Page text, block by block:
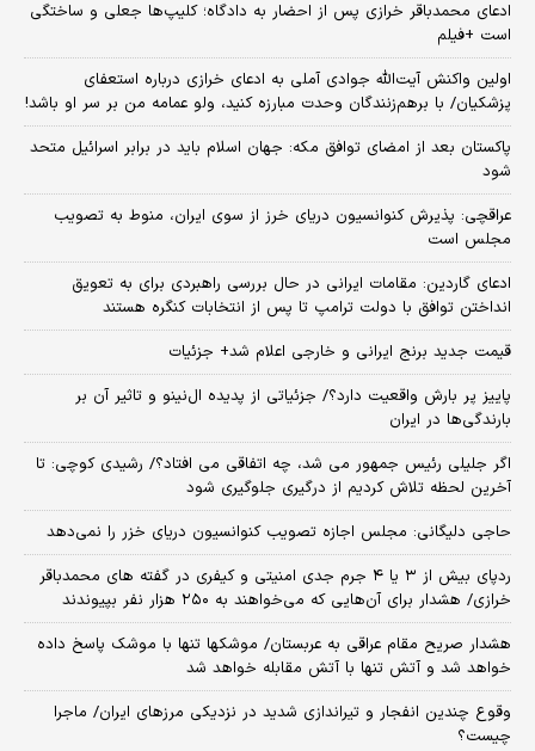
ادعای محمدباقر خرازی پس از احضار به دادگاه؛ کلیپ‌ها جعلی و ساختگی
است +فیلم
اولین واکنش آیت‌الله جوادی آملی به ادعای خرازی درباره استعفای
پزشکیان/ با برهم‌زنندگان وحدت مبارزه کنید، ولو عمامه من بر سر او باشد!
پاکستان بعد از امضای توافق مکه: جهان اسلام باید در برابر اسرائیل متحد
شود
عراقچی: پذیرش کنوانسیون دریای خرز از سوی ایران، منوط به تصویب
مجلس است
ادعای گاردین: مقامات ایرانی در حال بررسی راهبردی برای به تعویق
انداختن توافق با دولت ترامپ تا پس از انتخابات کنگره هستند
قیمت جدید برنج ایرانی و خارجی اعلام شد+ جزئیات
پاییز پر بارش واقعیت دارد؟/ جزئیاتی از پدیده ال‌نینو و تاثیر آن بر
بارندگی‌ها در ایران
اگر جلیلی رئیس جمهور می شد، چه اتفاقی می افتاد؟/ رشیدی کوچی: تا
آخرین لحظه تلاش کردیم از درگیری جلوگیری شود
حاجی دلیگانی: مجلس اجازه تصویب کنوانسیون دریای خزر را نمی‌دهد
ردپای بیش از ۳ یا ۴ جرم جدی امنیتی و کیفری در گفته های محمدباقر
خرازی/ هشدار برای آن‌هایی که می‌خواهند به ۲۵۰ هزار نفر بپیوندند
هشدار صریح مقام عراقی به عربستان/ موشکها تنها با موشک پاسخ داده
خواهد شد و آتش تنها با آتش مقابله خواهد شد
وقوع چندین انفجار و تیراندازی شدید در نزدیکی مرز‌های ایران/ ماجرا
چیست؟